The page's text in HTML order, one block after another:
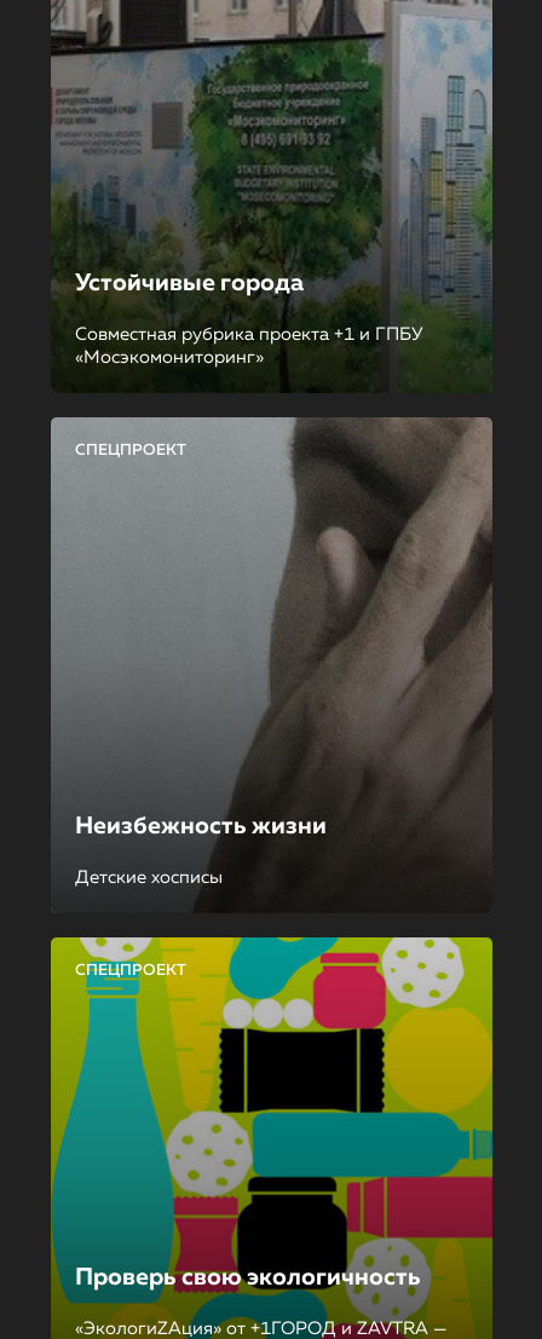
Устойчивые города
Совместная рубрика проекта +1 и ГПБУ
«Мосэкомониторинг»
СПЕЦПРОЕКТ
Неизбежность жизни
Детские хосписы
СПЕЦПРОЕКТ
Проверь свою экологичность
«ЭкологиZAция» от +1ГОРОД и ZAVTRA —